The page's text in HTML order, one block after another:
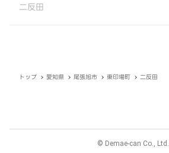
二反田
トップ 愛知県 尾張旭市 東印場町 二反田
© Demae-can Co., Ltd.